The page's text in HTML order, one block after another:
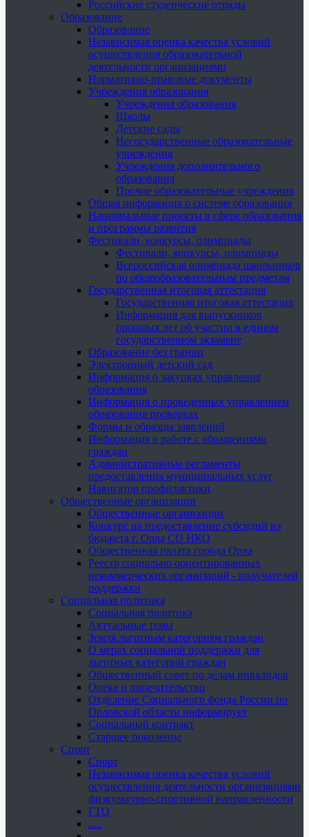
Российские студенческие отряды
Образование
Образование
Независимая оценка качества условий
осуществления образовательной
деятельности организациями
Нормативно-правовые документы
Учреждения образования
Учреждения образования
Школы
Детские сады
Негосударственные образовательные
учреждения
Учреждения дополнительного
образования
Прочие образовательные учреждения
Общая информация о системе образования
Национальные проекты в сфере образования
и программы развития
Фестивали, конкурсы, олимпиады
Фестивали, конкурсы, олимпиады
Всероссийская олимпиада школьников
по общеобразовательным предметам
Государственная итоговая аттестация
Государственная итоговая аттестация
Информация для выпускников
прошлых лет об участии в едином
государственном экзамене
Образование без границ
Электронный детский сад
Информация о закупках управления
образования
Информация о проведенных управлением
образования проверках
Формы и образцы заявлений
Информация о работе с обращениями
граждан
Административные регламенты
предоставления муниципальных услуг
Навигатор профилактики
Общественные организации
Общественные организации
Конкурс на предоставление субсидий из
бюджета г. Орла СО НКО
Общественная палата города Орла
Реестр социально ориентированных
некоммерческих организаций - получателей
поддержки
Социальная политика
Социальная политика
Актуальные темы
Земля льготным категориям граждан
О мерах социальной поддержки для
льготных категорий граждан
Общественный совет по делам инвалидов
Опека и попечительство
Отделение Социального фонда России по
Орловской области информирует
Социальный контракт
Старшее поколение
Спорт
Спорт
Независимая оценка качества условий
осуществления деятельности организациями
физкультурно-спортивной направленности
ГТО
.....